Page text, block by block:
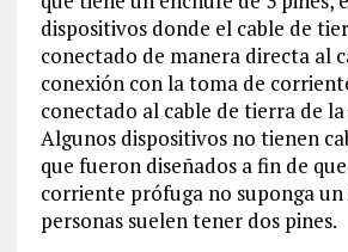
dispositivos donde el cable de
conectado de manera directa al
conexión con la toma de
conectado al cable de tierra de
Algunos dispositivos no tienen
que fueron diseñados a fin de
corriente prófuga no suponga un
personas suelen tener dos pines.